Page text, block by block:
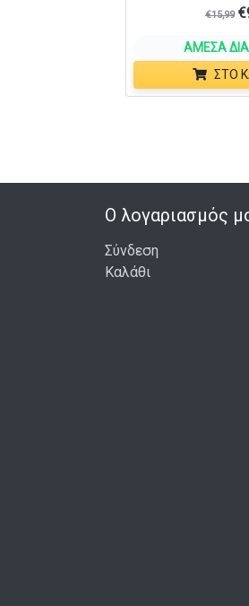
€15,99 €
ΆΜΕΣΑ
ΣΤΟ
Ο λογαριασμός
Σύνδεση
Καλάθι